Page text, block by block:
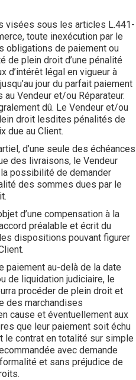
visées sous les articles L.441-
toute inexécution par le
obligations de paiement ou
de plein droit d’une pénalité
d’intérêt légal en vigueur à
jour du parfait paiement
Vendeur et/ou Réparateur.
dû. Le Vendeur et/ou
droit lesdites pénalités de
due au Client.
d’une seule des échéances
des livraisons, le Vendeur
possibilité de demander
des sommes dues par le
d’une compensation à la
préalable et écrit du
dispositions pouvant figurer
paiement au-delà de la date
de liquidation judiciaire, le
procéder de plein droit et
des marchandises
cause et éventuellement aux
que leur paiement soit échu
le contrat en totalité sur simple
avec demande
et sans préjudice de